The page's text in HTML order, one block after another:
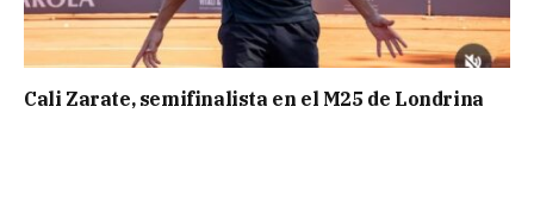
Cali Zarate, semifinalista en el M25 de Londrina